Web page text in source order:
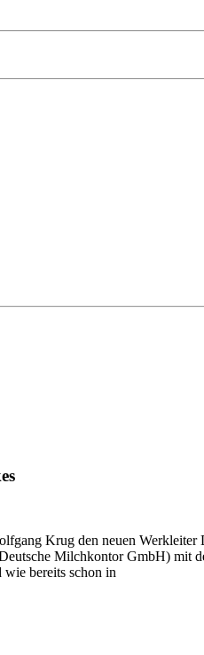
Krug den neuen
Milchkontor GmbH) mit
bereits schon in